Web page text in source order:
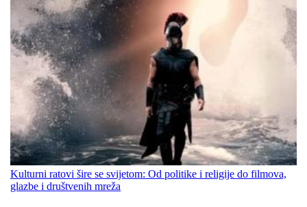
Kulturni ratovi šire se svijetom: Od politike i religije do filmova,
glazbe i društvenih mreža